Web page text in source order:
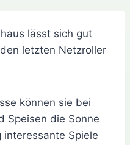
lässt sich gut
letzten Netzroller
können sie bei
Speisen die Sonne
Spiele